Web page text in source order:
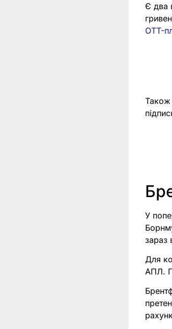
Є два
OTT-
Також
У
зараз
Для
АПЛ.